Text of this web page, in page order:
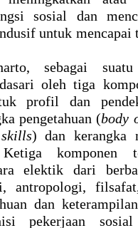
sosial dan
untuk mencapai
sebagai
oleh tiga
profil dan
pengetahuan (body
) dan kerangka
komponen
elektik dari
antropologi,
dan
pekerjaan sosial